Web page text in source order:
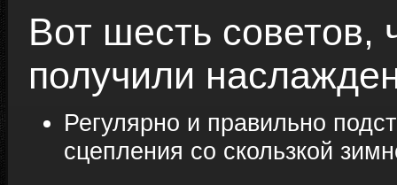
Вот шесть
получили
Регулярно и правильно
сцепления со скользкой